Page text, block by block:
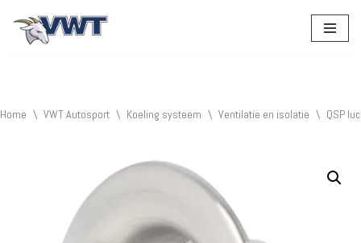
Home \ VWT Autosport \ Koeling systeem \ Ventilatie en isolatie \ QSP